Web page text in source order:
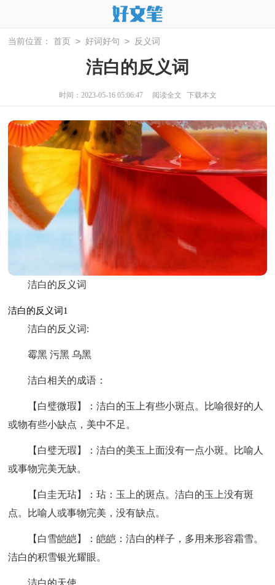
当前位置： 首页 > 好词好句 > 反义词
洁白的反义词
时间：2023-05-16 05:06:47 阅读全文 下载本文
洁白的反义词
洁白的反义词1
洁白的反义词:
霉黑 污黑 乌黑
洁白相关的成语：
【白璧微瑕】：洁白的玉上有些小斑点。比喻很好的人
或物有些小缺点，美中不足。
【白璧无瑕】：洁白的美玉上面没有一点小斑。比喻人
或事物完美无缺。
【白圭无玷】：玷：玉上的斑点。洁白的玉上没有斑
点。比喻人或事物完美，没有缺点。
【白雪皑皑】：皑皑：洁白的样子，多用来形容霜雪。
洁白的积雪银光耀眼。
洁白的天使